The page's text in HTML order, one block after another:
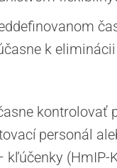
k
personál